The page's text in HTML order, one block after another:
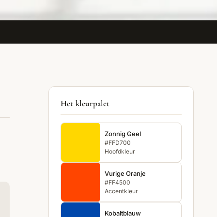
Het kleurpalet
Zonnig Geel
#FFD700
Hoofdkleur
Vurige Oranje
#FF4500
Accentkleur
Kobaltblauw